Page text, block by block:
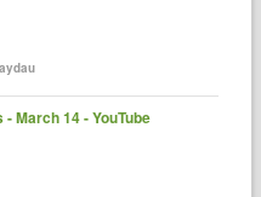
March 14 - YouTube